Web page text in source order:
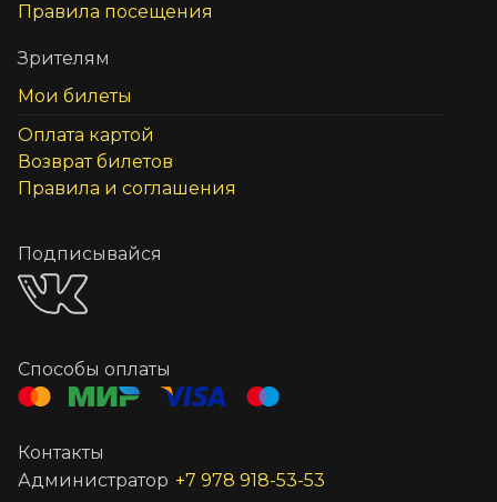
Правила посещения
Зрителям
Мои билеты
Оплата картой
Возврат билетов
Правила и соглашения
Подписывайся
Способы оплаты
Контакты
Администратор +7 978 918-53-53